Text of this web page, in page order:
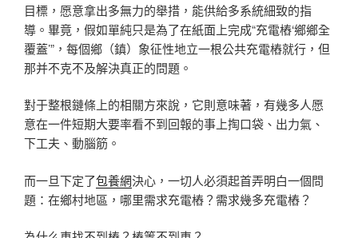
目標，愿意拿出多無力的舉措，能供給多系統細致的指
導。畢竟，假如單純只是為了在紙面上完成“充電樁‘鄉鄉全
覆蓋’”，每個鄉（鎮）象征性地立一根公共充電樁就行，但
那并不克不及解決真正的問題。
對于整根鏈條上的相關方來說，它則意味著，有幾多人愿
意在一件短期大要率看不到回報的事上掏口袋、出力氣、
下工夫、動腦筋。
而一旦下定了包養網決心，一切人必須起首弄明白一個問
題：在鄉村地區，哪里需求充電樁？需求幾多充電樁？